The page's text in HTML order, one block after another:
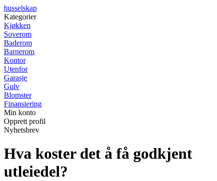
husselskap
Kategorier
Kjøkken
Soverom
Baderom
Barnerom
Kontor
Utenfor
Garasje
Gulv
Blomster
Finansiering
Min konto
Opprett profil
Nyhetsbrev
Hva koster det å få godkjent
utleiedel?